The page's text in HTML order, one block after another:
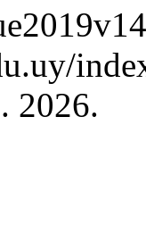
2026.